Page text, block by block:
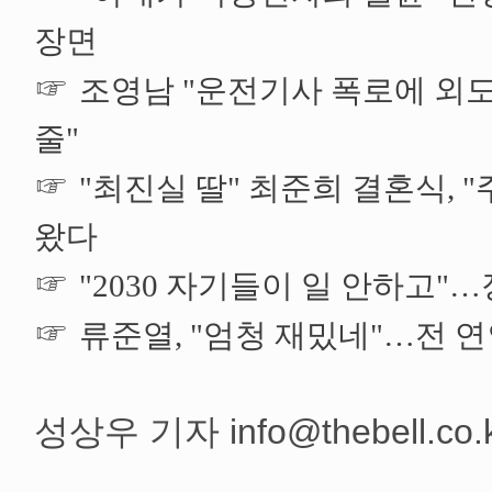
장면
☞ 조영남 "운전기사 폭로에 외
줄"
☞ "최진실 딸" 최준희 결혼식, "
왔다
☞ "2030 자기들이 일 안하고"…
☞ 류준열, "엄청 재밌네"…전
성상우 기자